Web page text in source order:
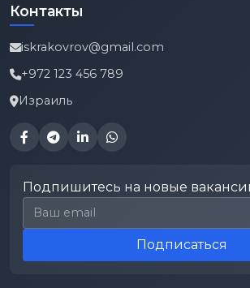
Контакты
iskrakovrov@gmail.com
+972 123 456 789
Израиль
Подпишитесь на новые
Email для подписки
Подписаться